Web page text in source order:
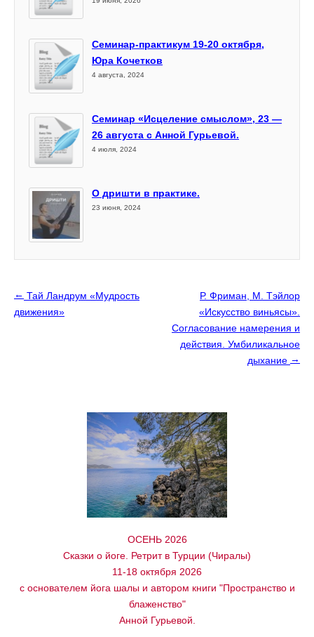
Семинар-практикум 19-20 октября,
Юра Кочетков
4 августа, 2024
Семинар «Исцеление смыслом», 23 —
26 августа с Анной Гурьевой.
4 июля, 2024
О дришти в практике.
23 июня, 2024
← Тай Ландрум «Мудрость
движения»
Р. Фриман, М. Тэйлор
«Искусство виньясы».
Согласование намерения и
действия. Умбиликальное
дыхание →
ОСЕНЬ 2026
Сказки о йоге. Ретрит в Турции (Чиралы)
11-18 октября 2026
с основателем йога шалы и автором книги "Пространство и
блаженство"
Анной Гурьевой.